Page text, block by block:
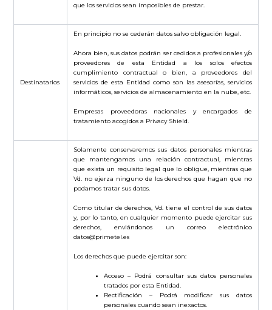
que los servicios sean imposibles de prestar.
Destinatarios
En principio no se cederán datos salvo obligación legal.
Ahora bien, sus datos podrán ser cedidos a profesionales y/o
proveedores de esta Entidad a los solos efectos
cumplimiento contractual o bien, a proveedores del
servicios de esta Entidad como son las asesorías, servicios
informáticos, servicios de almacenamiento en la nube, etc.
Empresas proveedoras nacionales y encargados de
tratamiento acogidos a Privacy Shield.
Solamente conservaremos sus datos personales mientras
que mantengamos una relación contractual, mientras
que exista un requisito legal que lo obligue, mientras que
Vd. no ejerza ninguno de los derechos que hagan que no
podamos tratar sus datos.
Como titular de derechos, Vd. tiene el control de sus datos
y, por lo tanto, en cualquier momento puede ejercitar sus
derechos, enviándonos un correo electrónico
datos@primetel.es
Los derechos que puede ejercitar son:
Acceso – Podrá consultar sus datos personales
tratados por esta Entidad.
Rectificación – Podrá modificar sus datos
personales cuando sean inexactos.